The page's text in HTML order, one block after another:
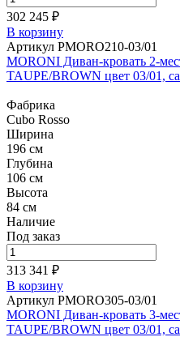
302 245 ₽
В корзину
Артикул PMORO210-03/01
MORONI Диван-кровать 2-
TAUPE/BROWN цвет 03/01,
Фабрика
Cubo Rosso
Ширина
196 см
Глубина
106 см
Высота
84 см
Наличие
Под заказ
313 341 ₽
В корзину
Артикул PMORO305-03/01
MORONI Диван-кровать 3-
TAUPE/BROWN цвет 03/01,